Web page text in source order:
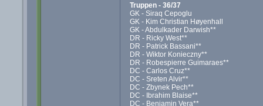
Truppen - 36/37
GK - Siraq Cepoglu
GK - Kim Christian Høyenhall
GK - Abdulkader Darwish**
DR - Ricky West**
DR - Patrick Bassani**
DR - Wiktor Konieczny**
DR - Robespierre Guimaraes**
DC - Carlos Cruz**
DC - Sreten Alvir**
DC - Zbynek Pech**
DC - Ibrahim Blaise**
DC - Benjamin Vera**